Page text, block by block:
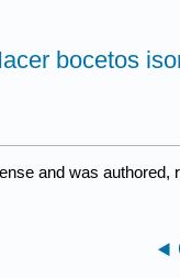
bocetos
and was authored,